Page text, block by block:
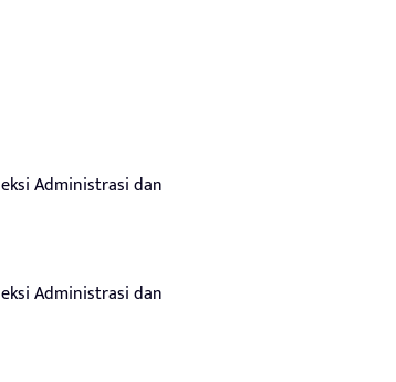
Administrasi dan
Administrasi dan